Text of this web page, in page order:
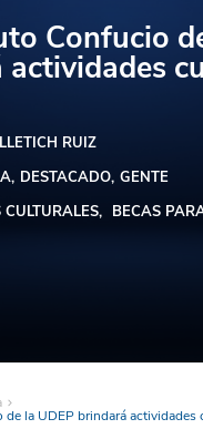
Confucio
actividades
RUIZ
DESTACADO GENTE
BECAS
la UDEP brindará actividades